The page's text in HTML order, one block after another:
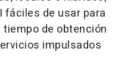
fáciles de usar para
de obtención
impulsados